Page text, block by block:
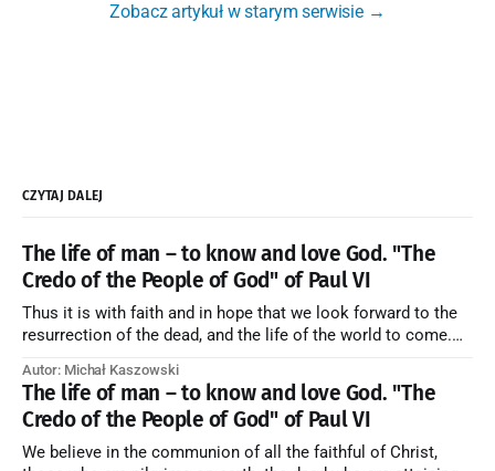
Zobacz artykuł w starym serwisie →
CZYTAJ DALEJ
The life of man – to know and love God. "The
Credo of the People of God" of Paul VI
Thus it is with faith and in hope that we look forward to the
resurrection of the dead, and the life of the world to come.
artykuł w starym serwisie →
Autor: Michał Kaszowski
The life of man – to know and love God. "The
Credo of the People of God" of Paul VI
We believe in the communion of all the faithful of Christ,